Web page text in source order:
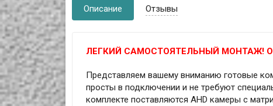
Описание Отзывы
ЛЕГКИЙ САМОСТОЯТЕЛЬНЫЙ МОНТАЖ!
Представляем вашему вниманию готовые
просты в подключении и не требуют
комплекте поставляются AHD камеры с